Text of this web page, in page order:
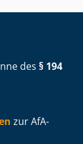
des § 194
zur AfA-